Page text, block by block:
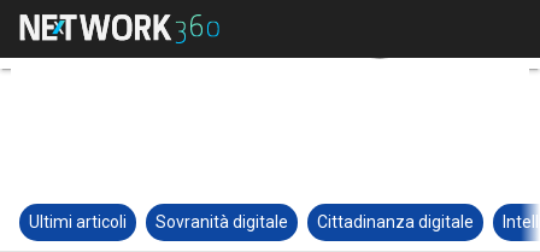
Ultimi articoli Sovranità digitale Cittadinanza digitale